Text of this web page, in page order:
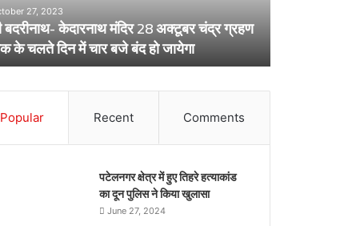
का
अर्लटApril 29, 2024
डेंगू और चिकनगुनिया को लेकर स्वास्थ्य विभाग का अर्लट
Popular Recent Comments
पटेलनगर क्षेत्र में हुए तिहरे हत्याकांड
का दून पुलिस ने किया खुलासा
June 27, 2024